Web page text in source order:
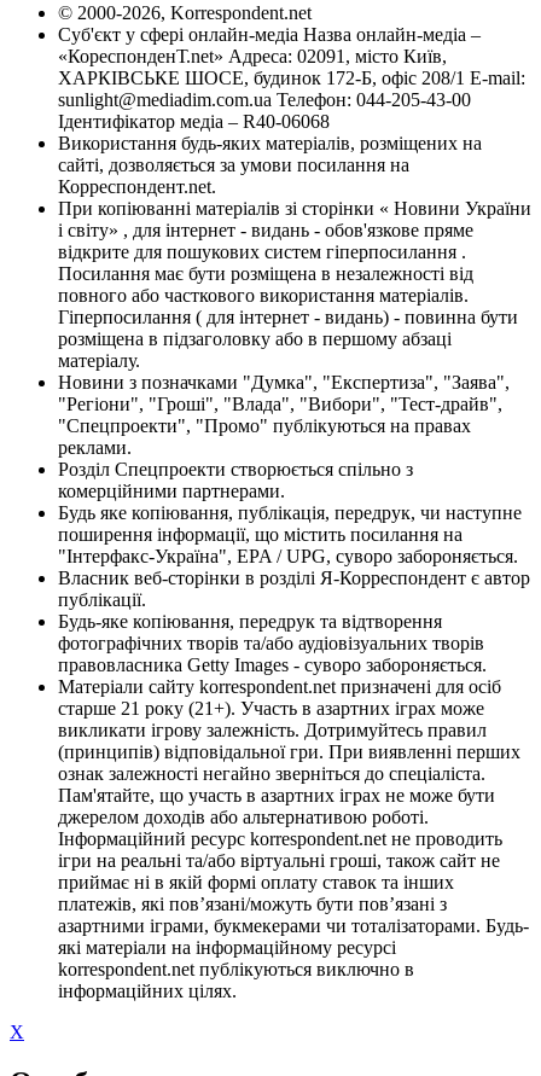
© 2000-2026, Korrespondent.net
Суб'єкт у сфері онлайн-медіа Назва онлайн-медіа –
«КореспонденТ.net» Адреса: 02091, місто Київ,
ХАРКІВСЬКЕ ШОСЕ, будинок 172-Б, офіс 208/1 E-mail:
sunlight@mediadim.com.ua Телефон: 044-205-43-00
Ідентифікатор медіа – R40-06068
Використання будь-яких матеріалів, розміщених на
сайті, дозволяється за умови посилання на
Корреспондент.net.
При копіюванні матеріалів зі сторінки « Новини України
і світу» , для інтернет - видань - обов'язкове пряме
відкрите для пошукових систем гіперпосилання .
Посилання має бути розміщена в незалежності від
повного або часткового використання матеріалів.
Гіперпосилання ( для інтернет - видань) - повинна бути
розміщена в підзаголовку або в першому абзаці
матеріалу.
Новини з позначками "Думка", "Експертиза", "Заява",
"Регіони", "Гроші", "Влада", "Вибори", "Тест-драйв",
"Спецпроекти", "Промо" публікуються на правах
реклами.
Розділ Спецпроекти створюється спільно з
комерційними партнерами.
Будь яке копіювання, публікація, передрук, чи наступне
поширення інформації, що містить посилання на
"Інтерфакс-Україна", EPA / UPG, суворо забороняється.
Власник веб-сторінки в розділі Я-Корреспондент є автор
публікації.
Будь-яке копіювання, передрук та відтворення
фотографічних творів та/або аудіовізуальних творів
правовласника Getty Images - суворо забороняється.
Матеріали сайту korrespondent.net призначені для осіб
старше 21 року (21+). Участь в азартних іграх може
викликати ігрову залежність. Дотримуйтесь правил
(принципів) відповідальної гри. При виявленні перших
ознак залежності негайно зверніться до спеціаліста.
Пам'ятайте, що участь в азартних іграх не може бути
джерелом доходів або альтернативою роботі.
Інформаційний ресурс korrespondent.net не проводить
ігри на реальні та/або віртуальні гроші, також сайт не
приймає ні в якій формі оплату ставок та інших
платежів, які пов’язані/можуть бути пов’язані з
азартними іграми, букмекерами чи тоталізаторами. Будь-
які матеріали на інформаційному ресурсі
korrespondent.net публікуються виключно в
інформаційних цілях.
X